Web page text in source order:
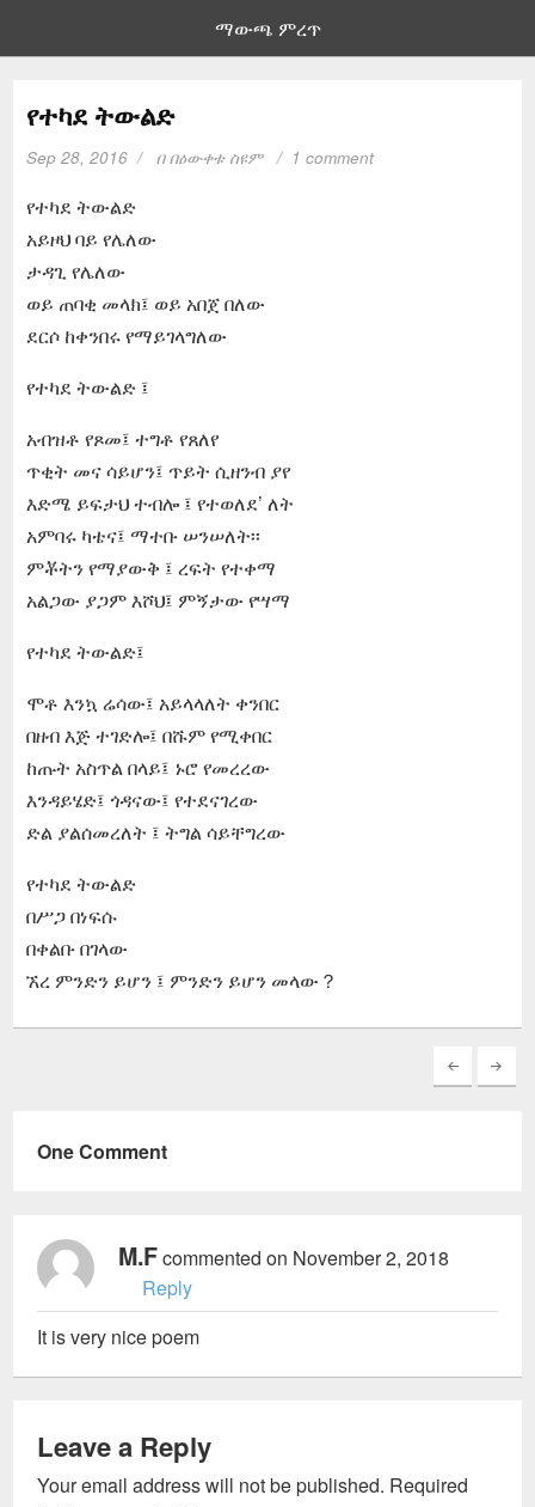
ማውጫ ምረጥ
የተካደ ትውልድ
Sep 28, 2016 በበዕውቀቱ ስዩም 1 comment
የተካደ ትውልድ
አይዞህ ባይ የሌለው
ታዳጊ የሌለው
ወይ ጠባቂ መላክ፤ ወይ አበጀ በለው
ደርሶ ከቀንበሩ የማይገላግለው
የተካደ ትውልድ ፤
አብዝቶ የጾመ፤ ተግቶ የጸለየ
ጥቂት መና ሳይሆን፤ ጥይት ሲዘንብ ያየ
እድሜ ይፍታህ ተብሎ ፤ የተወለደ’ ለት
አምባሩ ካቴና፤ ማተቡ ሠንሠለት፡፡
ምቾትን የማያውቅ ፤ ረፍት የተቀማ
አልጋው ያጋም እሾህ፤ ምኝታው የሣማ
የተካደ ትውልድ፤
ሞቶ እንኳ ሬሳው፤ አይላላለት ቀንበር
በዘብ እጅ ተገድሎ፤ በሹም የሚቀበር
ከጡት አስጥል በላይ፤ ኑሮ የመረረው
እንዳይሄድ፤ ጎዳናው፤ የተደናገረው
ድል ያልሰመረለት ፤ ትግል ሳይቸግረው
የተካደ ትውልድ
በሥጋ በነፍሱ
በቀልቡ በገላው
ኧረ ምንድን ይሆን ፤ ምንድን ይሆን መላው？
One Comment
M.Fcommented on November 2, 2018
Reply
It is very nice poem
Leave a Reply
Your email address will not be published. Required